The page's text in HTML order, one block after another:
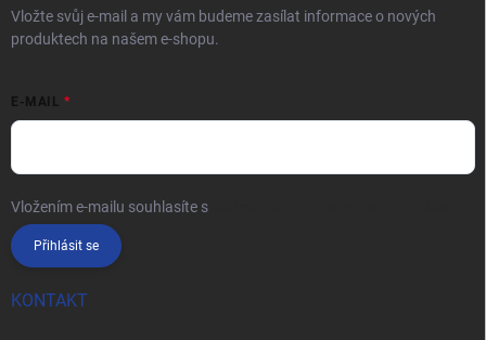
Vložte svůj e-mail a my vám budeme zasílat informace o nových
produktech na našem e-shopu.
E-MAIL
Vložením e-mailu souhlasíte s
Přihlásit se
KONTAKT